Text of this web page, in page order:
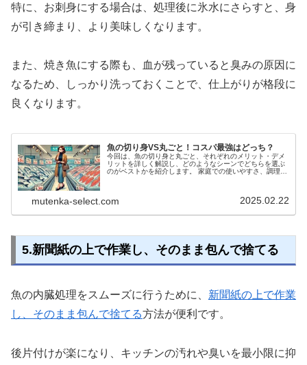
特に、お刺身にする場合は、処理後に氷水にさらすと、身
が引き締まり、より美味しくなります。
また、焼き魚にする際も、血が残っていると臭みの原因に
なるため、しっかり洗っておくことで、仕上がりが格段に
良くなります。
魚の切り身VS丸ごと！コスパ最強はどっち？
今回は、魚の切り身と丸ごと、それぞれのメリット・デメ
リットを詳しく解説し、どのようなシーンでどちらを選ぶ
のがベストかを紹介します。 家庭での使いやすさ、調理の
mutenka-select.com 2025.02.22
5.新聞紙の上で作業し、そのまま包んで捨てる
魚の内臓処理をスムーズに行うために、 新聞紙の上で作業
し、そのまま包んで捨てる方法が便利です。
後片付けが楽になり、キッチンの汚れや臭いを最小限に抑